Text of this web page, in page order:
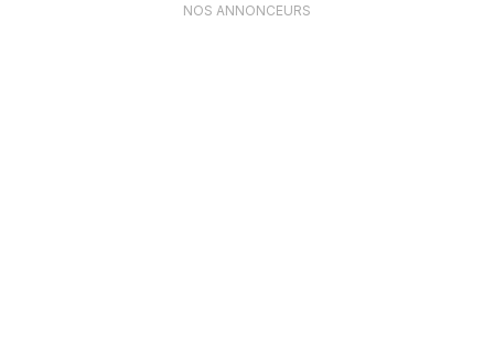
NOS ANNONCEURS